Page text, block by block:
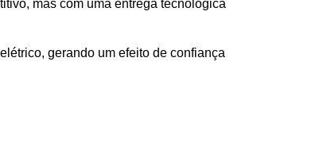
mas com uma entrega tecnológica
gerando um efeito de confiança